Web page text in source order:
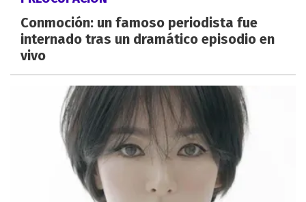
Conmoción: un famoso periodista fue
internado tras un dramático episodio en
vivo